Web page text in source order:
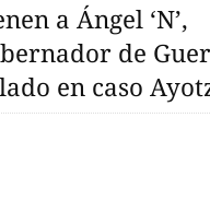
a Ángel ‘N’,
de
en caso